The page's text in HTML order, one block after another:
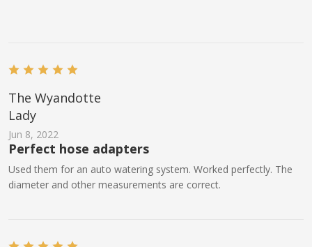
The Wyandotte
Lady
Jun 8, 2022
Perfect hose adapters
Used them for an auto watering system. Worked perfectly. The
diameter and other measurements are correct.